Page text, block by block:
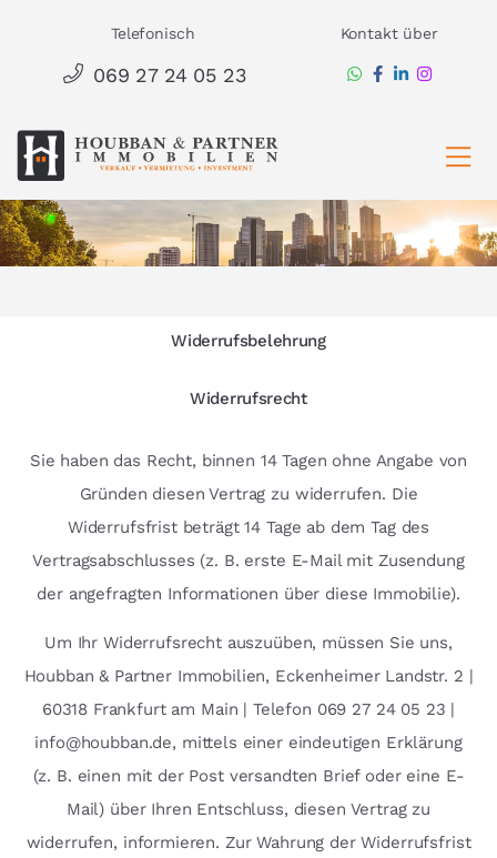
springen
Telefonisch
069 27 24 05 23
Kontakt über
Widerrufsbelehrung
Widerrufsrecht
Sie haben das Recht, binnen 14 Tagen ohne Angabe von
Gründen diesen Vertrag zu widerrufen. Die
Widerrufsfrist beträgt 14 Tage ab dem Tag des
Vertragsabschlusses (z. B. erste E-Mail mit Zusendung
der angefragten Informationen über diese Immobilie).
Um Ihr Widerrufsrecht auszuüben, müssen Sie uns,
Houbban & Partner Immobilien, Eckenheimer Landstr. 2 |
60318 Frankfurt am Main | Telefon 069 27 24 05 23 |
info@houbban.de, mittels einer eindeutigen Erklärung
(z. B. einen mit der Post versandten Brief oder eine E-
Mail) über Ihren Entschluss, diesen Vertrag zu
widerrufen, informieren. Zur Wahrung der Widerrufsfrist